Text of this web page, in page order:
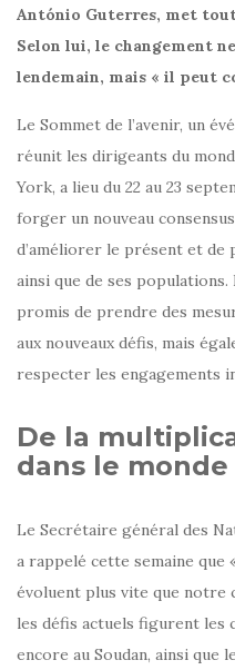
António Guterres, met
Selon lui, le changement
lendemain, mais « il peut
Le Sommet de l’avenir, un
réunit les dirigeants du
York, a lieu du 22 au 23
forger un nouveau
d’améliorer le présent et de
ainsi que de ses
promis de prendre des
aux nouveaux défis, mais
respecter les engagements
De la
dans le monde
Le Secrétaire général des
a rappelé cette semaine que
évoluent plus vite que notre
les défis actuels figurent les
encore au Soudan, ainsi que